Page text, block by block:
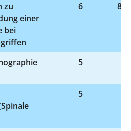
zu
einer
bei
6 8-
5
5